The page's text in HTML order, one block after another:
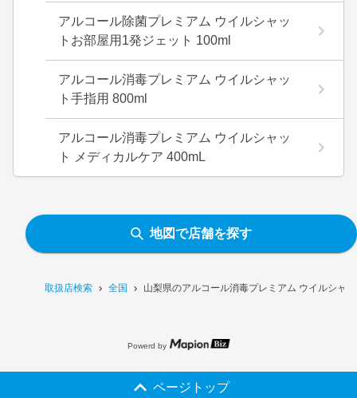
取扱店検索 全国 山梨県のアルコール消毒プレミアム ウイルシャ
アルコール除菌プレミアム ウイルシャッ
トお部屋用1発ジェット 100ml
アルコール消毒プレミアム ウイルシャッ
ト手指用 800ml
アルコール消毒プレミアム ウイルシャッ
ト メディカルケア 400mL
地図で店舗を探す
Powerd by
ページトップ